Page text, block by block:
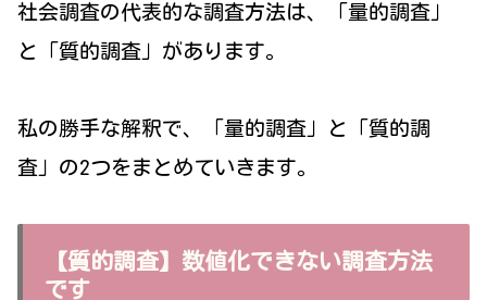
社会調査の代表的な調査方法は、「量的調査」
と「質的調査」があります。
私の勝手な解釈で、「量的調査」と「質的調
査」の2つをまとめていきます。
【質的調査】数値化できない調査方法
です